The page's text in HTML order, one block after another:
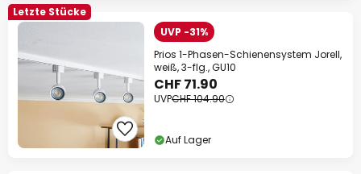
Letzte Stücke
UVP -31%
Prios 1-Phasen-Schienensystem Jorell,
weiß, 3-flg., GU10
CHF 71.90
UVPCHF 104.90
Auf Lager